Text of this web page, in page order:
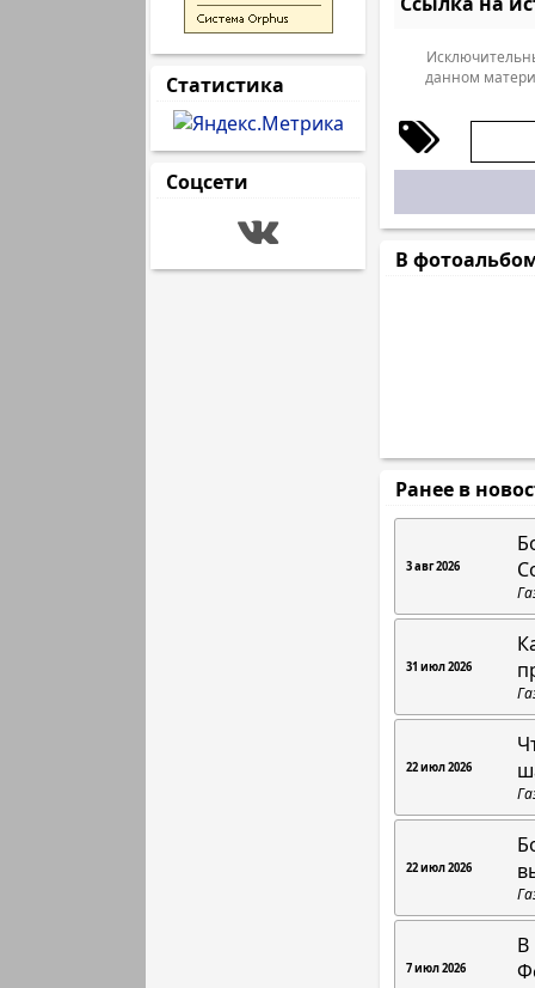
Статистика
Соцсети
данном
В
Ранее в
3 авг 2026
31 июл 2026
22 июл 2026
22 июл 2026
7 июл 2026
В